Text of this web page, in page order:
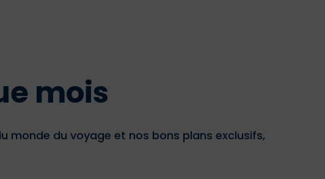
mois
monde du voyage et nos bons plans exclusifs,